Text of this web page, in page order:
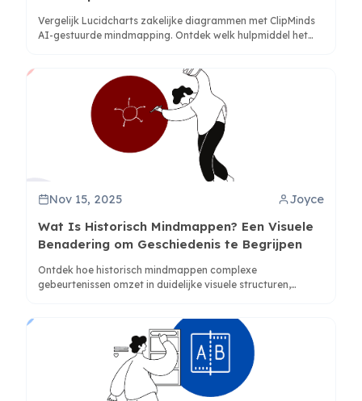
Vergelijk Lucidcharts zakelijke diagrammen met ClipMinds
AI-gestuurde mindmapping. Ontdek welk hulpmiddel het
Nov 15, 2025 Joyce
Wat Is Historisch Mindmappen? Een Visuele
Benadering om Geschiedenis te Begrijpen
Ontdek hoe historisch mindmappen complexe
gebeurtenissen omzet in duidelijke visuele structuren,